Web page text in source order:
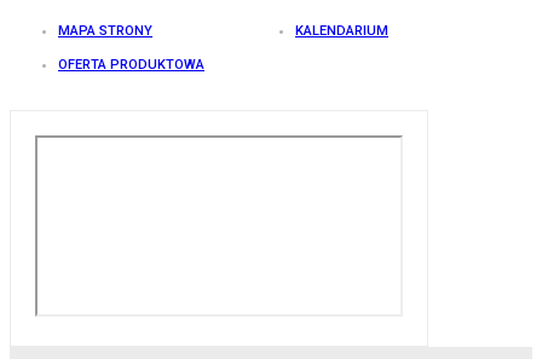
MAPA STRONY KALENDARIUM
OFERTA PRODUKTOWA